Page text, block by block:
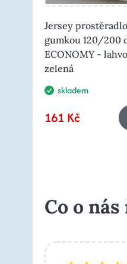
Jersey
gumkou 120/200
ECONOMY -
zelená
skladem
161 Kč
Co o